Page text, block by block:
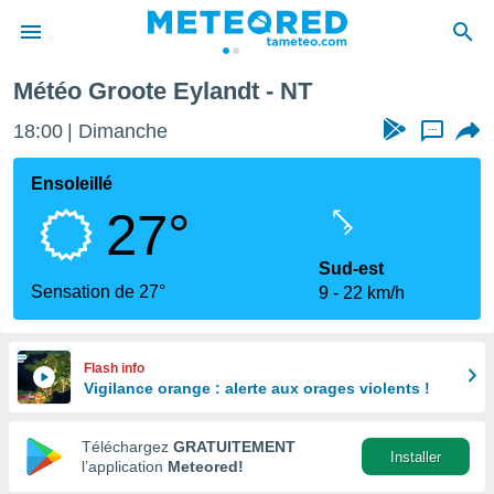
de
Météo Groote Eylandt - NT
18:00 Dimanche ...
Ensoleillé
27°
Sensation de 27°
Sud-est
9
22 km/h
Flash info
Vigilance orange : alerte aux orages violents !
Téléchargez GRATUITEMENT
l’application Meteored!
Installer